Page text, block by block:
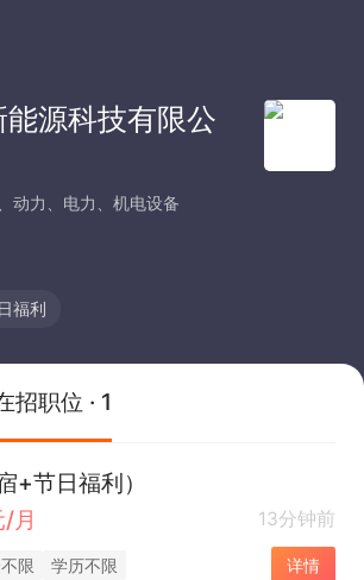
源科技有限公
动力、电力、机电设备
福利
招职位 · 1
+节日福利）
月
13分钟前
限 学历不限 详情